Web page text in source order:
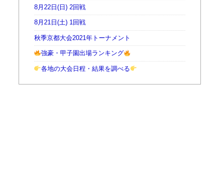
8月22日(日) 2回戦
8月21日(土) 1回戦
秋季京都大会2021年トーナメント
強豪・甲子園出場ランキング
各地の大会日程・結果を調べる